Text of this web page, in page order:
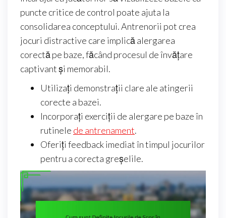
puncte critice de control poate ajuta la
consolidarea conceptului. Antrenorii pot crea
jocuri distractive care implică alergarea
corectă pe baze, făcând procesul de învățare
captivant și memorabil.
Utilizați demonstrații clare ale atingerii
corecte a bazei.
Incorporați exerciții de alergare pe baze în
rutinele de antrenament.
Oferiți feedback imediat în timpul jocurilor
pentru a corecta greșelile.